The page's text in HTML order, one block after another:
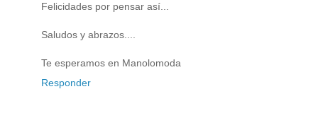
Felicidades por pensar así...
Saludos y abrazos....
Te esperamos en Manolomoda
Responder